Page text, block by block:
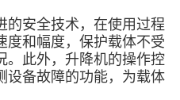
的安全技术，在使用过程
度和幅度，保护载体不受
。此外，升降机的操作控
设备故障的功能，为载体